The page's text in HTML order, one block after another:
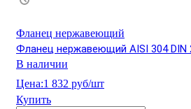
Фланец нержавеющий
Фланец нержавеющий AISI 304 DIN
В наличии
Цена:1 832 руб/шт
Купить